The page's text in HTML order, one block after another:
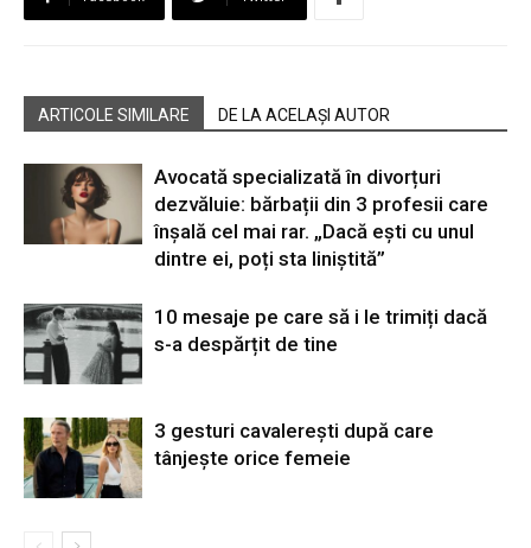
ARTICOLE SIMILARE DE LA ACELAȘI AUTOR
Avocată specializată în divorțuri
dezvăluie: bărbații din 3 profesii care
înșală cel mai rar. „Dacă ești cu unul
dintre ei, poți sta liniștită”
10 mesaje pe care să i le trimiți dacă
s-a despărțit de tine
3 gesturi cavalerești după care
tânjește orice femeie